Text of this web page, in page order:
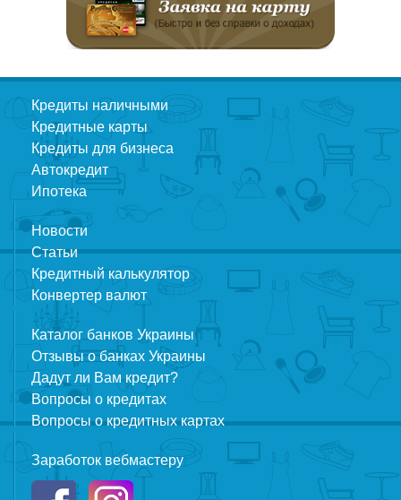
Кредиты наличными
Кредитные карты
Кредиты для бизнеса
Автокредит
Ипотека
Новости
Статьи
Кредитный калькулятор
Конвертер валют
Каталог банков Украины
Отзывы о банках Украины
Дадут ли Вам кредит?
Вопросы о кредитах
Вопросы о кредитных картах
Заработок вебмастеру